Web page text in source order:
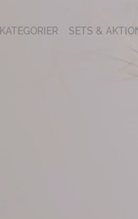
KATEGORIER SETS &